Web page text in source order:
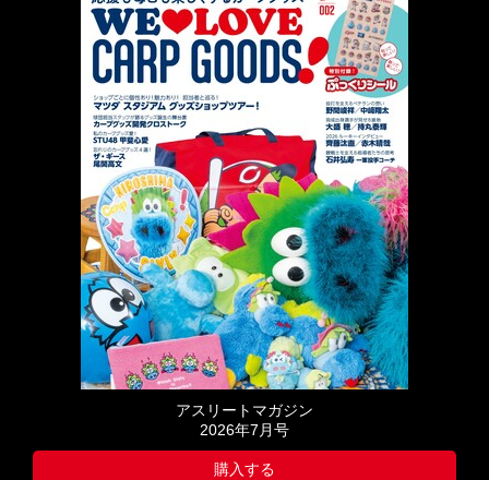
アスリートマガジン
2026年7月号
購入する